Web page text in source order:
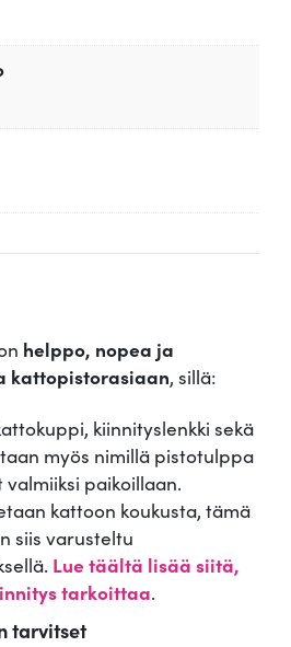
helppo, nopea ja
kattopistorasiaan, sillä:
kiinnityslenkki sekä
myös nimillä pistotulppa
paikoillaan.
kattoon koukusta, tämä
siis varusteltu
Lue täältä lisää siitä,
tarkoittaa.
tarvitset